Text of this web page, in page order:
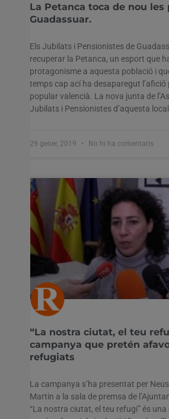
La Petanca toca de nou les
Guadassuar.
Els Jubilats i Pensionistes de
recuperar la Petanca, un esport que
protagonisme a aquesta població i
temps cap ací ha desaparegut l’afició
popular valencià. La nova junta de
Jubilats i Pensionistes d’aquesta
29 gener, 2019 No hi ha comentaris
“La nostra ciutat, el teu
campanya que pretén
refugiats
La campanya s’ha presentat per
Martin a la sala de premsa de
“La nostra ciutat, el teu refugi” és